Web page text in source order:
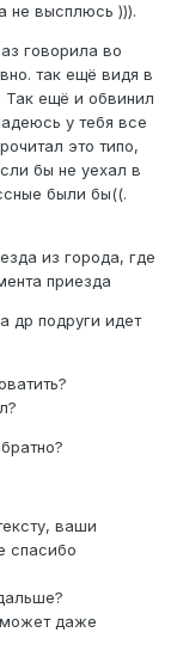
не высплюсь ))).
говорила во
так ещё видя в
Так ещё и обвинил
у тебя все
это типо,
бы не уехал в
были бы((.
из города, где
приезда
др подруги идет
ваши
спасибо
может даже